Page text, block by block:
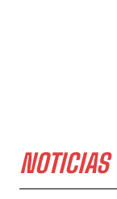
NOTICIAS